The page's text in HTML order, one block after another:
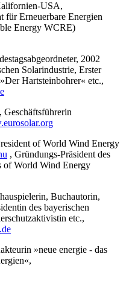
USA,
für Erneuerbare Energien
Energy WCRE)
2002
Solarindustrie, Erster
Hartsteinbohrer« etc.,
, Geschäftsführerin
of World Wind Energy
, Gründungs-Präsident des
of World Wind Energy
Buchautorin,
des bayerischen
etc.,
»neue energie - das